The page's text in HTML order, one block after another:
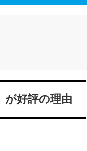
が好評の理由